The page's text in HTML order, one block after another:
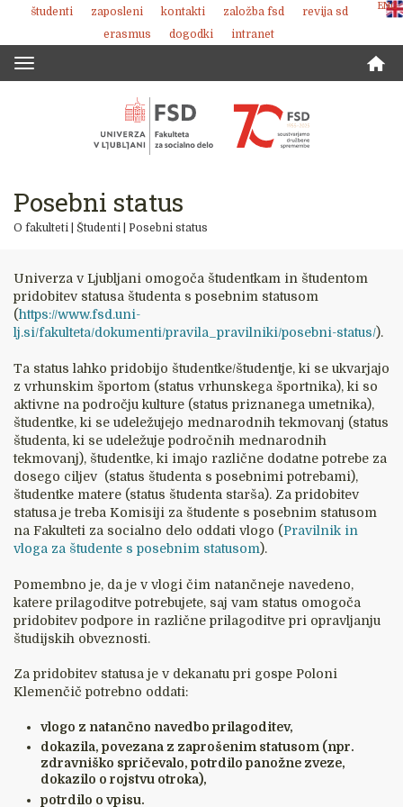
Skoči
vsebino
ENG
študenti zaposleni kontakti založba fsd
revija sd
erasmus
dogodki intranet
Posebni status
O fakulteti Študenti Posebni status
Univerza v Ljubljani omogoča študentkam in študentom
pridobitev statusa študenta s posebnim statusom
(https://www.fsd.uni-
lj.si/fakulteta/dokumenti/pravila_pravilniki/posebni-status/).
Ta status lahko pridobijo študentke/študentje, ki se ukvarjajo
z vrhunskim športom (status vrhunskega športnika), ki so
aktivne na področju kulture (status priznanega umetnika),
študentke, ki se udeležujejo mednarodnih tekmovanj (status
študenta, ki se udeležuje področnih mednarodnih
tekmovanj), študentke, ki imajo različne dodatne potrebe za
dosego ciljev (status študenta s posebnimi potrebami),
študentke matere (status študenta starša). Za pridobitev
statusa je treba Komisiji za študente s posebnim statusom
na Fakulteti za socialno delo oddati vlogo (Pravilnik in
vloga za študente s posebnim statusom).
Pomembno je, da je v vlogi čim natančneje navedeno,
katere prilagoditve potrebujete, saj vam status omogoča
pridobitev podpore in različne prilagoditve pri opravljanju
študijskih obveznosti.
Za pridobitev statusa je v dekanatu pri gospe Poloni
Klemenčič potrebno oddati:
vlogo z natančno navedbo prilagoditev,
dokazila, povezana z zaprošenim statusom (npr.
zdravniško spričevalo, potrdilo panožne zveze,
dokazilo o rojstvu otroka),
potrdilo o vpisu.